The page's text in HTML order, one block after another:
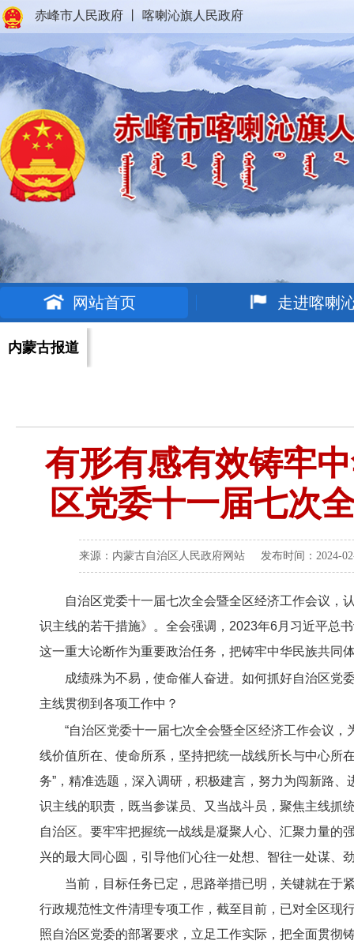
赤峰市人民政府 喀喇沁旗人民政府
网站首页 走进喀喇
内蒙古报道
有形有感有效铸牢
区党委十一届七次
来源：内蒙古自治区人民政府网站 发布时间：2024-
自治区党委十一届七次全会暨全区经济工作会议，
识主线的若干措施》。全会强调，2023年6月习近平总
这一重大论断作为重要政治任务，把铸牢中华民族共同
成绩殊为不易，使命催人奋进。如何抓好自治区党
主线贯彻到各项工作中？
“自治区党委十一届七次全会暨全区经济工作会议
线价值所在、使命所系，坚持把统一战线所长与中心所
务”，精准选题，深入调研，积极建言，努力为闯新路
识主线的职责，既当参谋员、又当战斗员，聚焦主线抓
自治区。要牢牢把握统一战线是凝聚人心、汇聚力量的
兴的最大同心圆，引导他们心往一处想、智往一处谋、
当前，目标任务已定，思路举措已明，关键就在于
行政规范性文件清理专项工作，截至目前，已对全区现
照自治区党委的部署要求，立足工作实际，把全面贯彻